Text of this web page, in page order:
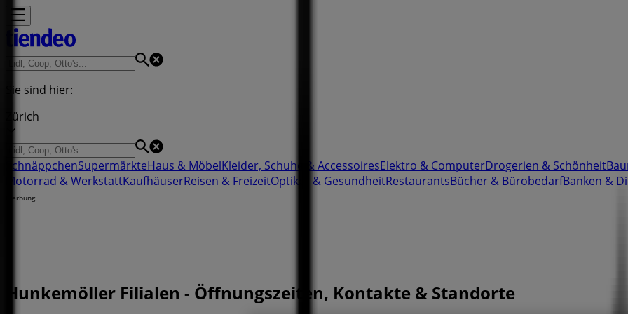
Sie sind hier:
Zürich
SchnäppchenSupermärkteHaus & MöbelKleider, Schuhe & AccessoiresElektro & ComputerDrogerien & Schönheit
Motorrad & WerkstattKaufhäuserReisen & FreizeitOptiker & GesundheitRestaurantsBücher & BürobedarfBanken &
Werbung
Hunkemöller Filialen - Öffnungszeiten, Kontakte & Standorte